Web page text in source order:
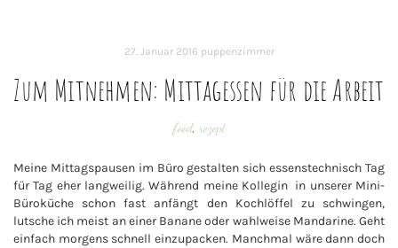
27. Januar 2016 puppenzimmer
Zum Mitnehmen: Mittagessen für die Arbeit
food, rezept
Meine Mittagspausen im Büro gestalten sich essenstechnisch Tag
für Tag eher langweilig. Während meine Kollegin in unserer Mini-
Büroküche schon fast anfängt den Kochlöffel zu schwingen,
lutsche ich meist an einer Banane oder wahlweise Mandarine. Geht
einfach morgens schnell einzupacken. Manchmal wäre dann doch